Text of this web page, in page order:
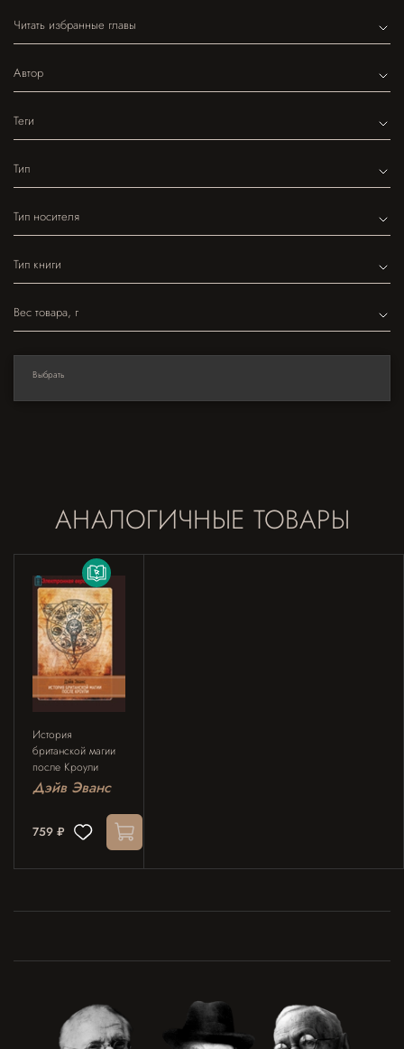
Читать избранные главы
Автор
Теги
Тип
Тип носителя
Тип книги
Вес товара, г
Выбрать
АНАЛОГИЧНЫЕ ТОВАРЫ
История
британской магии
после Кроули
(PDF)
Дэйв Эванс
759 ₽